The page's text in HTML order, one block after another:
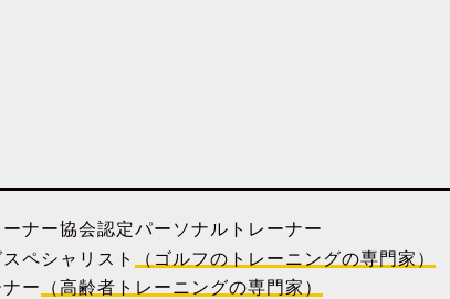
ナー協会認定パーソナルトレーナー
ペシャリスト
（ゴルフのトレーニングの専門家）
ー
（高齢者トレーニングの専門家）